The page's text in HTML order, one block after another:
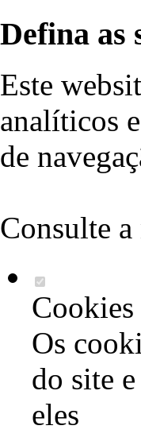
Defina as
Este
analíticos
de
Consulte a
Os
do site
eles